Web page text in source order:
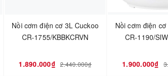
Nồi cơm điện cơ 3L Cuckoo
CR-1755/KBBKCRVN
1.890.000₫ 2.440.000₫
Nồi cơm điện
CR-1190/
1.900.000₫